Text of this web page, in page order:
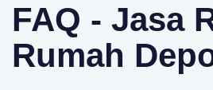
FAQ - Jasa
Rumah